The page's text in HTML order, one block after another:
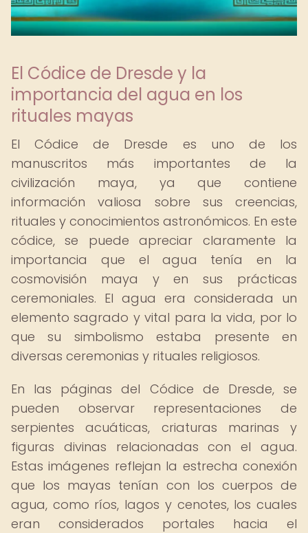
El Códice de Dresde y la
importancia del agua en los
rituales mayas
El Códice de Dresde es uno de los
manuscritos más importantes de la
civilización maya, ya que contiene
información valiosa sobre sus creencias,
rituales y conocimientos astronómicos. En este
códice, se puede apreciar claramente la
importancia que el agua tenía en la
cosmovisión maya y en sus prácticas
ceremoniales. El agua era considerada un
elemento sagrado y vital para la vida, por lo
que su simbolismo estaba presente en
diversas ceremonias y rituales religiosos.
En las páginas del Códice de Dresde, se
pueden observar representaciones de
serpientes acuáticas, criaturas marinas y
figuras divinas relacionadas con el agua.
Estas imágenes reflejan la estrecha conexión
que los mayas tenían con los cuerpos de
agua, como ríos, lagos y cenotes, los cuales
eran considerados portales hacia el